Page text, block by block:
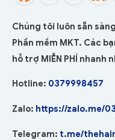
Chúng tôi luôn sẵn
Phần mềm MKT. Các
hỗ trợ MIỄN PHÍ nhanh
Hotline: 0379998457
Zalo: https://zalo.me/
Telegram: t.me/